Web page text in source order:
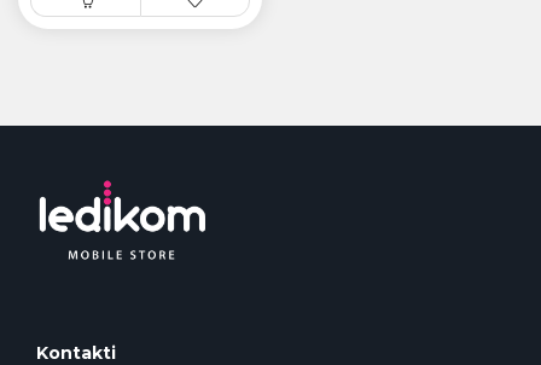
Kontakti
• Apple watch
PLAYSTATION
AIRTAGS